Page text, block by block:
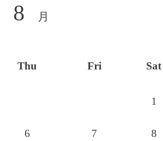
8 月
Thu Fri Sat
1
6 7 8